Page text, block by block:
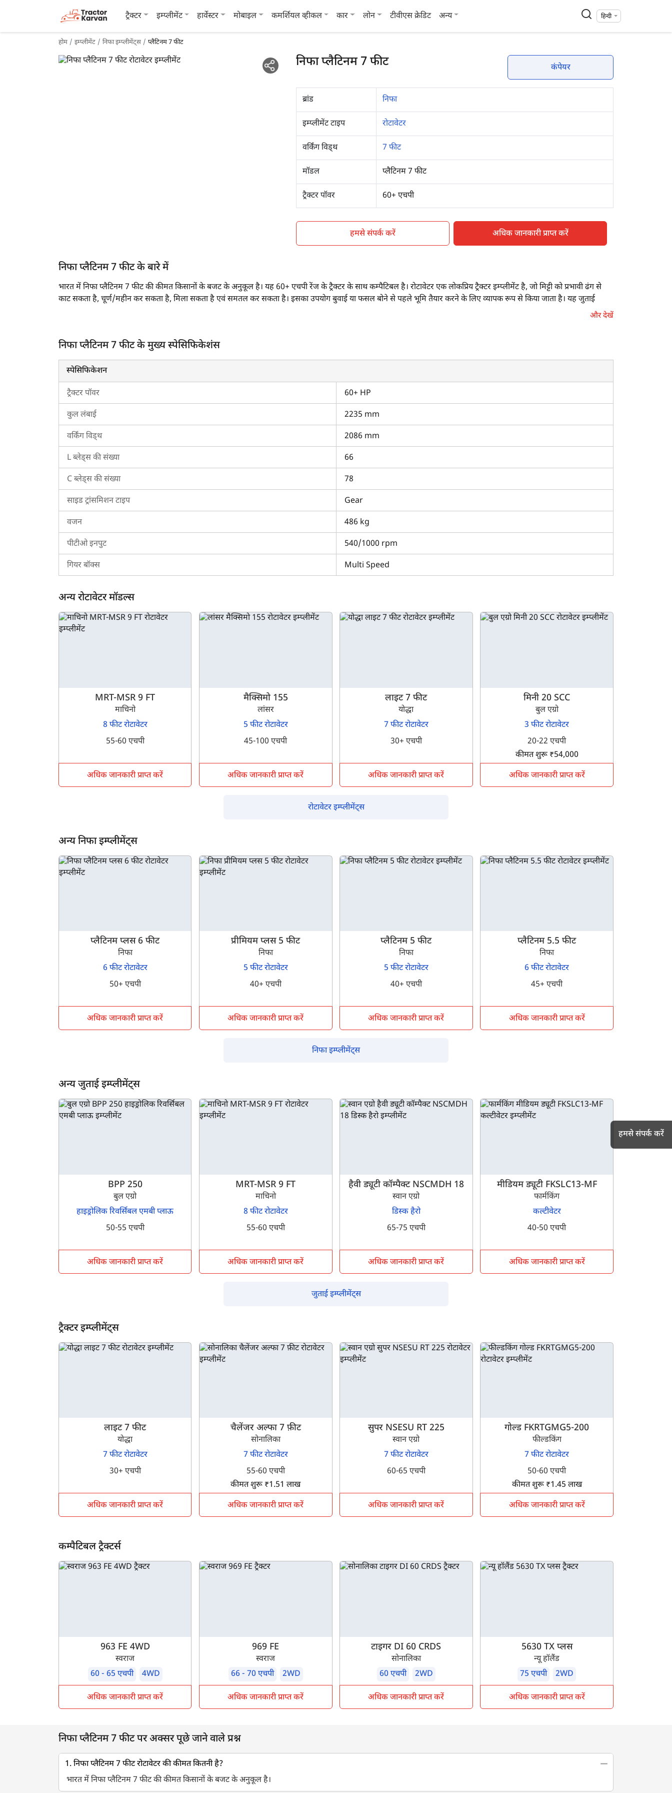
ट्रैक्टर इम्प्लीमेंट हार्वेस्टर मोबाइल कमर्शियल व्हीकल कार लोन टीवीएस क्रेडिट अन्य हिन्दी
होम इम्प्लीमेंट निफा इम्प्लीमेंट्स प्लैटिनम 7 फीट
निफा प्लैटिनम 7 फीट कंपेयर
ब्रांड निफा
इम्प्लीमेंट टाइप रोटावेटर
वर्किंग विड्थ 7 फीट
मॉडल प्लैटिनम 7 फीट
ट्रैक्टर पॉवर 60+ एचपी
हमसे संपर्क करें अधिक जानकारी प्राप्त करें
निफा प्लैटिनम 7 फीट के बारे में
भारत में निफा प्लैटिनम 7 फीट की कीमत किसानों के बजट के अनुकूल है। यह 60+ एचपी रेंज के ट्रैक्टर के साथ कम्पैटिबल है। रोटावेटर एक लोकप्रिय ट्रैक्टर इम्प्लीमेंट है, जो मिट्टी को प्रभावी ढंग से
काट सकता है, चूर्ण/महीन कर सकता है, मिला सकता है एवं समतल कर सकता है। इसका उपयोग बुवाई या फसल बोने से पहले भूमि तैयार करने के लिए व्यापक रूप से किया जाता है। यह जुताई
इम्प्लीमेंट मिट्टी के ढेले को तोड़ता है एवं मिट्टी में हवा का उचित प्रवेश सुनिश्चित करता है। यह एक बढ़िया सीड बेड तैयार करता है ताकि फसलों को उचित पोषक तत्व मिलें, इस प्रकार इसके प्रयोग से स्वस्थ
निफा प्लैटिनम 7 फीट के फीचर्स एवं स्पेसिफिकेशंस क्या हैं?
निफा प्लैटिनम 7 फीट एक 7 फीट रोटावेटर है।
एल ब्लेड की कुल संख्या 66 है।
निफा प्लैटिनम 7 फीट में साइड ट्रांसमिशन प्रकार Gear ड्राइव है।
इस रोटावेटर मॉडल का कुल वजन 486 किलोग्राम है।
यहस्वराज 963 FE 4WD
भारत में निफा प्लैटिनम 7 फीट की कीमत 2026 में कितनी है?
भारत में निफा प्लैटिनम 7 फीट की कीमत किसानों के बजट के अनुकूल है। इस रोटावेटर मॉडल का भरोसेमंद प्रदर्शन एवं स्टेबिलिटी इस कीमत को कई तरह के किसानों के लिए किफायती बनाता है।
अपने स्थान पर निफा प्लैटिनम 7 फीट की कीमत के बारे में अधिक जानकारी के लिए अभी हमसे संपर्क करें।
निफा प्लैटिनम 7 फीट के लिए ट्रैक्टरकारवां को क्यों चुनें?
ट्रैक्टरकारवां निफा प्लैटिनम 7 फीट के बारे में सभी मुख्य विवरण एक ही स्थान पर प्रदान करता है। यह देखने के लिए कि क्या यह आपकी मिट्टी की तैयारी की आवश्यकताओं को पूरा कर सकता है या
नहीं, आप इसके मुख्य फीचर्स एवं स्पेसिफिकेशन की जाँच कर सकते हैं, जिसमें वर्किंग विड्थ भी शामिल है। इसके अलावा, आप निफा प्लैटिनम 7 फीट की तुलना दूसरे रोटावेटर मॉडल से करने के लिए
ट्रैक्टरकारवां के कम्पेयर इम्प्लीमेंट्स टूल का उपयोग कर सकते हैं। इतना ही नहीं, हम आकर्षक ब्याज दर परइम्प्लीमेंट लोनभी देते हैं ताकि आप निफा प्लैटिनम 7 फीट को आसान EMI पर देखें सकें।
और देखें
निफा प्लैटिनम 7 फीट के मुख्य स्पेसिफिकेशंस
स्पेसिफिकेशन
ट्रैक्टर पॉवर 60+ HP
कुल लंबाई 2235 mm
वर्किंग विड्थ 2086 mm
L ब्लेड्स की संख्या 66
C ब्लेड्स की संख्या 78
साइड ट्रांसमिशन टाइप Gear
वजन 486 kg
पीटीओ इनपुट 540/1000 rpm
गियर बॉक्स Multi Speed
अन्य रोटावेटर मॉडल्स
MRT-MSR 9 FT
माचिनो
8 फीट रोटावेटर
55-60 एचपी
अधिक जानकारी प्राप्त करें
मैक्सिमो 155
लांसर
5 फीट रोटावेटर
45-100 एचपी
अधिक जानकारी प्राप्त करें
लाइट 7 फीट
योद्धा
7 फीट रोटावेटर
30+ एचपी
अधिक जानकारी प्राप्त करें
मिनी 20 SCC
बुल एग्रो
3 फीट रोटावेटर
20-22 एचपी
कीमत शुरू ₹54,000
अधिक जानकारी प्राप्त करें
रोटावेटर इम्प्लीमेंट्स
अन्य निफा इम्प्लीमेंट्स
प्लैटिनम प्लस 6 फीट
निफा
6 फीट रोटावेटर
50+ एचपी
अधिक जानकारी प्राप्त करें
प्रीमियम प्लस 5 फीट
निफा
5 फीट रोटावेटर
40+ एचपी
अधिक जानकारी प्राप्त करें
प्लैटिनम 5 फीट
निफा
5 फीट रोटावेटर
40+ एचपी
अधिक जानकारी प्राप्त करें
प्लैटिनम 5.5 फीट
निफा
6 फीट रोटावेटर
45+ एचपी
अधिक जानकारी प्राप्त करें
निफा इम्प्लीमेंट्स
अन्य जुताई इम्प्लीमेंट्स
BPP 250
बुल एग्रो
हाइड्रोलिक रिवर्सिबल एमबी प्लाऊ
50-55 एचपी
अधिक जानकारी प्राप्त करें
MRT-MSR 9 FT
माचिनो
8 फीट रोटावेटर
55-60 एचपी
अधिक जानकारी प्राप्त करें
हैवी ड्यूटी कॉम्पैक्ट NSCMDH 18
स्वान एग्रो
डिस्क हैरो
65-75 एचपी
अधिक जानकारी प्राप्त करें
मीडियम ड्यूटी FKSLC13-MF
फार्मकिंग
कल्टीवेटर
40-50 एचपी
अधिक जानकारी प्राप्त करें
जुताई इम्प्लीमेंट्स
ट्रैक्टर इम्प्लीमेंट्स
लाइट 7 फीट
योद्धा
7 फीट रोटावेटर
30+ एचपी
अधिक जानकारी प्राप्त करें
चैलेंजर अल्फा 7 फ़ीट
सोनालिका
7 फीट रोटावेटर
55-60 एचपी
कीमत शुरू ₹1.51 लाख
अधिक जानकारी प्राप्त करें
सुपर NSESU RT 225
स्वान एग्रो
7 फीट रोटावेटर
60-65 एचपी
अधिक जानकारी प्राप्त करें
गोल्ड FKRTGMG5-200
फील्डकिंग
7 फीट रोटावेटर
50-60 एचपी
कीमत शुरू ₹1.45 लाख
अधिक जानकारी प्राप्त करें
कम्पैटिबल ट्रैक्टर्स
963 FE 4WD
स्वराज
60 - 65 एचपी
4WD
अधिक जानकारी प्राप्त करें
969 FE
स्वराज
66 - 70 एचपी
2WD
अधिक जानकारी प्राप्त करें
टाइगर DI 60 CRDS
सोनालिका
60 एचपी
2WD
अधिक जानकारी प्राप्त करें
5630 TX प्लस
न्यू हॉलैंड
75 एचपी
2WD
अधिक जानकारी प्राप्त करें
निफा प्लैटिनम 7 फीट पर अक्सर पूछे जाने वाले प्रश्न
1. निफा प्लैटिनम 7 फीट रोटावेटर की कीमत कितनी है?
भारत में निफा प्लैटिनम 7 फीट की कीमत किसानों के बजट के अनुकूल है।
हमसे संपर्क करें
हम आपकी किस प्रकार सहायता कर सकते हैं?
अपना पूरा नाम दर्ज करें*
Privacy Policy. I authorize TVS Credit Services to share my Personal Data with
Third Parties for purposes outlined in Privacy Policy.
इसे पूरा करने में 30 सेकंड से भी कम समय लगेगा।
नहीं, धन्यवाद हाँ, पूछताछ जारी रखें
आपकी जानकारी हमारे पास सुरक्षित है।